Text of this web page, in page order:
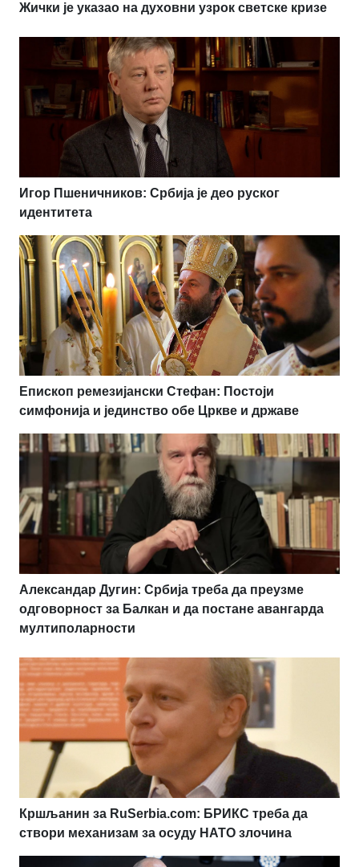
Жички је указао на духовни узрок светске кризе
Игор Пшеничников: Србија је део руског
идентитета
Епископ ремезијански Стефан: Постоји
симфонија и јединство обе Цркве и државе
Александар Дугин: Србија треба да преузме
одговорност за Балкан и да постане авангарда
мултиполарности
Кршљанин за RuSerbia.com: БРИКС треба да
створи механизам за осуду НАТО злочина